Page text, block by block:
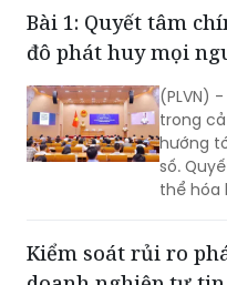
trong cả
hướng
số.
thể hóa
hành
nghĩ,
động
tảng
lực,
Kiểm soát rủi ro
nền tảng vững chắc